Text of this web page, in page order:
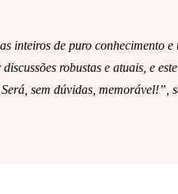
inteiros de puro conhecimento
robustas e atuais, e
sem dúvidas, memorável!”,